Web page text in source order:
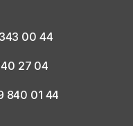
00 44
27 04
840 01 44